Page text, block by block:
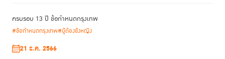
ครบรอบ 13 ปี ข้อกำหนดกรุงเทพ
#ข้อกำหนดกรุงเทพ#ผู้ต้องขังหญิง
21 ธ.ค. 2566